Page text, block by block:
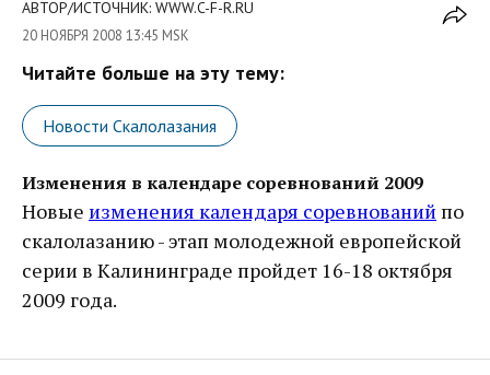
АВТОР/ИСТОЧНИК: WWW.C-F-R.RU
20 НОЯБРЯ 2008 13:45 MSK
Читайте больше на эту тему:
Новости Скалолазания
Изменения в календаре соревнований 2009
Новые изменения календаря соревнований по
скалолазанию - этап молодежной европейской
серии в Калининграде пройдет 16-18 октября
2009 года.